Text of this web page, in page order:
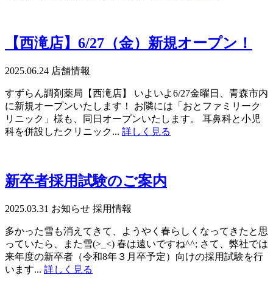
【西滝店】6/27（金）新規オープン！
2025.06.24 店舗情報
すずらん調剤薬局【西滝店】 いよいよ6/27金曜日、青森市内
に新規オープンいたします！ お隣には「おとファミリーク
リニック」様も、同日オープンいたします。 耳鼻科と小児
科を併設したクリニック... 詳しく見る
新卒者採用試験のご案内
2025.03.31 お知らせ 採用情報
多かった雪も消えてきて、ようやく春らしくなってきたと思
っていたら、また雪(>_<) 春は遠いですね^^; さて、弊社では
来年度の新卒者（令和8年３月卒予定）向けの採用試験を行
います... 詳しく見る